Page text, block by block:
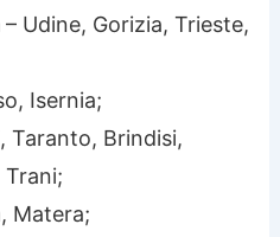
– Udine, Gorizia, Trieste,
Isernia;
Taranto, Brindisi,
Matera;